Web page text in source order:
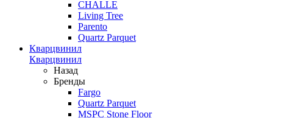
CHALLE
Living Tree
Parento
Quartz Parquet
Кварцвинил
Кварцвинил
Назад
Бренды
Fargo
Quartz Parquet
MSPC Stone Floor